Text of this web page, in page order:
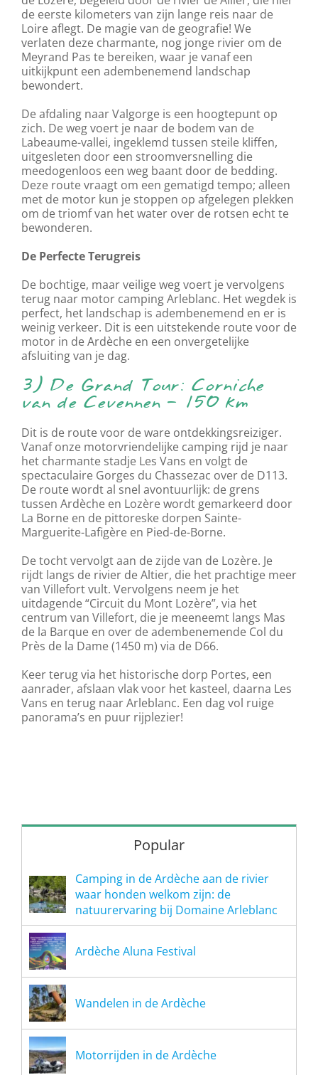
de eerste kilometers van zijn lange reis naar de
Loire aflegt. De magie van de geografie! We
verlaten deze charmante, nog jonge rivier om de
Meyrand Pas te bereiken, waar je vanaf een
uitkijkpunt een adembenemend landschap
bewondert.
De afdaling naar Valgorge is een hoogtepunt op
zich. De weg voert je naar de bodem van de
Labeaume-vallei, ingeklemd tussen steile kliffen,
uitgesleten door een stroomversnelling die
meedogenloos een weg baant door de bedding.
Deze route vraagt om een gematigd tempo; alleen
met de motor kun je stoppen op afgelegen plekken
om de triomf van het water over de rotsen echt te
bewonderen.
De Perfecte Terugreis
De bochtige, maar veilige weg voert je vervolgens
terug naar motor camping Arleblanc. Het wegdek is
perfect, het landschap is adembenemend en er is
weinig verkeer. Dit is een uitstekende route voor de
motor in de Ardèche en een onvergetelijke
afsluiting van je dag.
3) De Grand Tour: Corniche
van de Cevennen – 150 km
Dit is de route voor de ware ontdekkingsreiziger.
Vanaf onze motorvriendelijke camping rijd je naar
het charmante stadje Les Vans en volgt de
spectaculaire Gorges du Chassezac over de D113.
De route wordt al snel avontuurlijk: de grens
tussen Ardèche en Lozère wordt gemarkeerd door
La Borne en de pittoreske dorpen Sainte-
Marguerite-Lafigère en Pied-de-Borne.
De tocht vervolgt aan de zijde van de Lozère. Je
rijdt langs de rivier de Altier, die het prachtige meer
van Villefort vult. Vervolgens neem je het
uitdagende “Circuit du Mont Lozère”, via het
centrum van Villefort, die je meeneemt langs Mas
de la Barque en over de adembenemende Col du
Près de la Dame (1450 m) via de D66.
Keer terug via het historische dorp Portes, een
aanrader, afslaan vlak voor het kasteel, daarna Les
Vans en terug naar Arleblanc. Een dag vol ruige
panorama’s en puur rijplezier!
Popular
Camping in de Ardèche aan de rivier
waar honden welkom zijn: de
natuurervaring bij Domaine Arleblanc
Ardèche Aluna Festival
Wandelen in de Ardèche
Motorrijden in de Ardèche